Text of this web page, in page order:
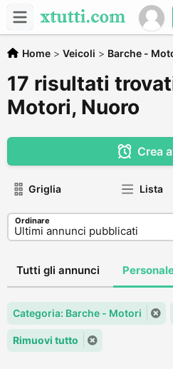
Home > Veicoli > Barche -
17 risultati
Motori, Nuoro
Crea
Griglia Lista
Ordinare
Tutti gli annunci
Categoria: Barche - Motori
Rimuovi tutto